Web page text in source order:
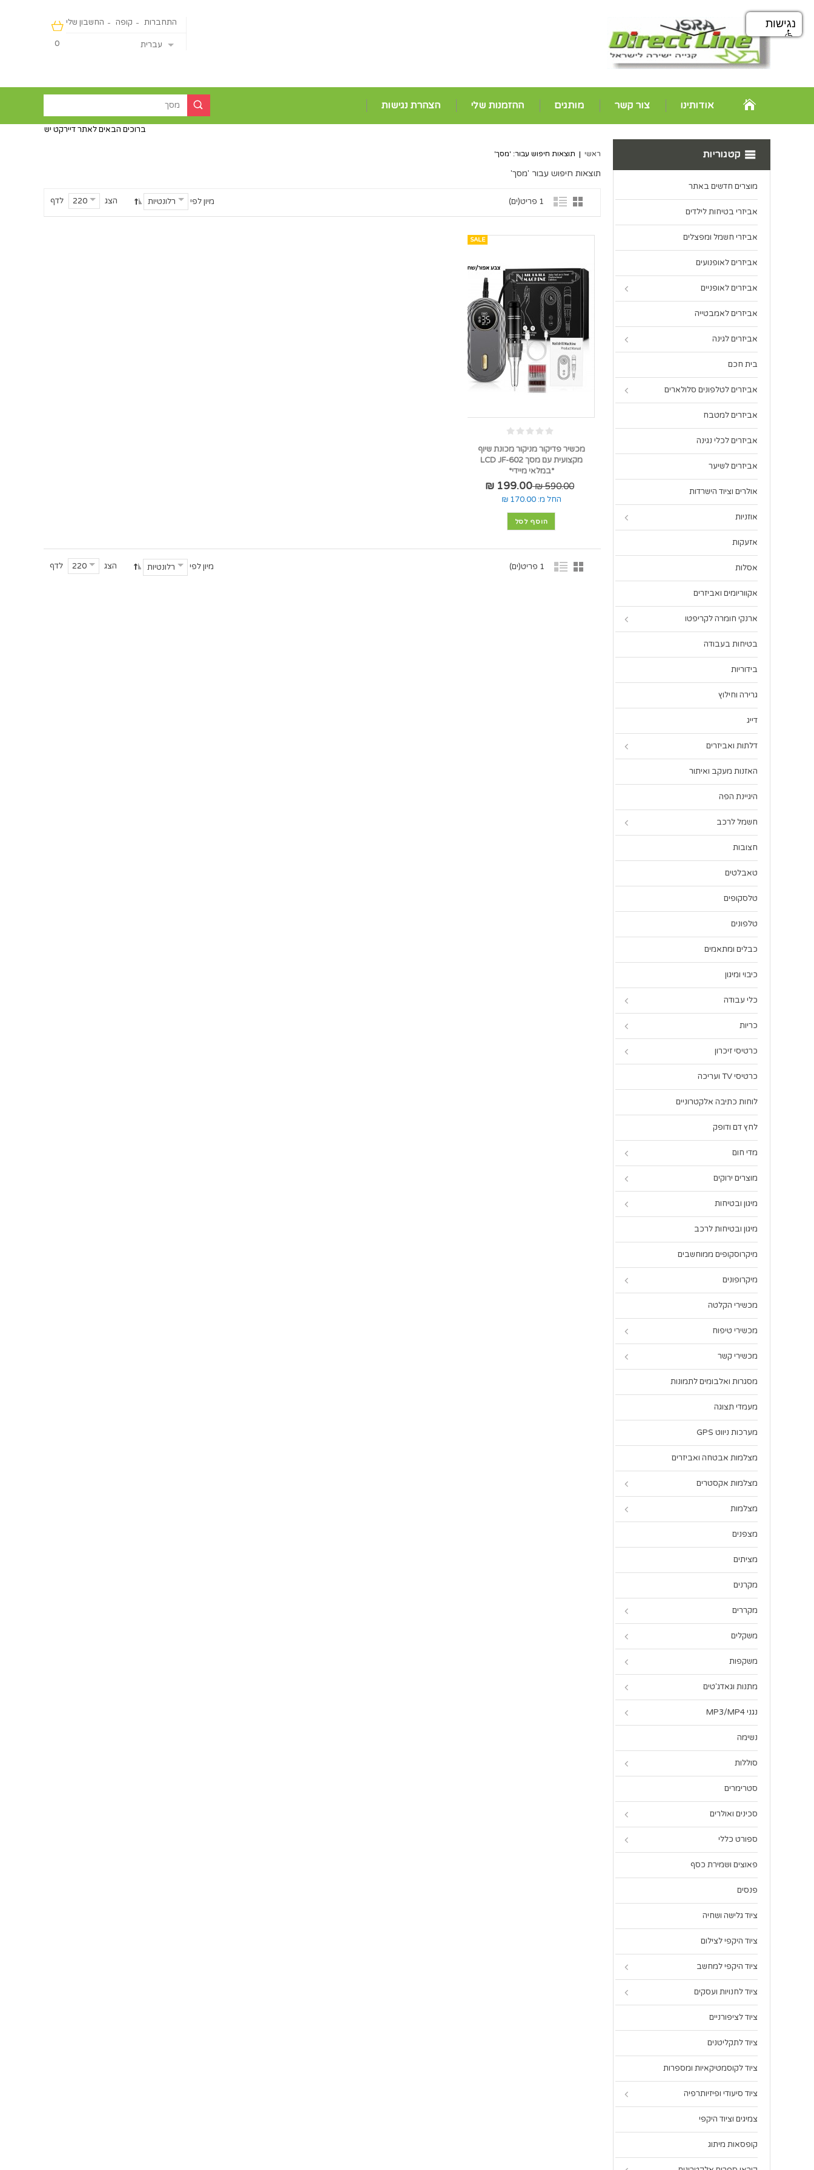
0
החשבון שלי קופה התחברות
עברית
אודותינו צור קשר מותגים ההזמנות שלי הצהרת נגישות
ברוכים הבאים לאתר דיירקט ישראליין - מכירה
ראשי | תוצאות חיפוש עבור: 'מסך'
תוצאות חיפוש עבור 'מסך'
1 פריט(ים) הצג 220 לדף מיון לפי רלונטיות
SALE
מכשיר פדיקור מניקור מכונת שיוף
מקצועית עם מסך LCD JF-602
*במלאי מיידי*
590.00 ₪
199.00 ₪
החל מ: 170.00 ₪
הוסף לסל
1 פריט(ים) הצג 220 לדף מיון לפי רלונטיות
קטגוריות
מוצרים חדשים באתר
אביזרי בטיחות לילדים
אביזרי חשמל ומפצלים
אביזרים לאופנועים
אביזרים לאופניים
אביזרים לאמבטייה
אביזרים לגינה
בית חכם
אביזרים לטלפונים סלולארים
אביזרים למטבח
אביזרים לכלי נגינה
אביזרים לשיער
אולרים וציוד הישרדות
אוזניות
אזעקות
אסלות
אקווריומים ואביזרים
ארנקי חומרה לקריפטו
בטיחות בעבודה
בידוריות
גרירה וחילוץ
דייג
דלתות ואביזרים
האזנות מעקב ואיתור
היגיינת הפה
חשמל לרכב
חצובות
טאבלטים
טלסקופים
טלפונים
כבלים ומתאמים
כיבוי ומיגון
כלי עבודה
כריות
כרטיסי זיכרון
כרטיסי TV ועריכה
לוחות כתיבה אלקטרוניים
לחץ דם ודופק
מדי חום
מוצרים ירוקים
מיגון ובטיחות
מיגון ובטיחות לרכב
מיקרוסקופים ממוחשבים
מיקרופונים
מכשירי הקלטה
מכשירי טיפוח
מכשירי קשר
מסגרות ואלבומים לתמונות
מעמדי תצוגה
מערכות ניווט GPS
מצלמות אבטחה ואביזרים
מצלמות אקסטרים
מצלמות
מצפנים
מציתים
מקרנים
מקררים
משקלים
משקפות
מתנות וגאדג'טים
נגני MP3/MP4
נשימה
סוללות
סטרימרים
סכינים ואולרים
ספורט כללי
פאוצים ושמירת כסף
פנסים
ציוד גלישה ושחיה
ציוד היקפי לצילום
ציוד היקפי למחשב
ציוד לחנויות ועסקים
ציוד לציפורניים
ציוד לתקליטנים
ציוד לקוסמטיקאיות ומספרות
ציוד סיעודי ופיזיותרפיה
צמיגים וציוד היקפי
קופסאות מיתוג
נגישות